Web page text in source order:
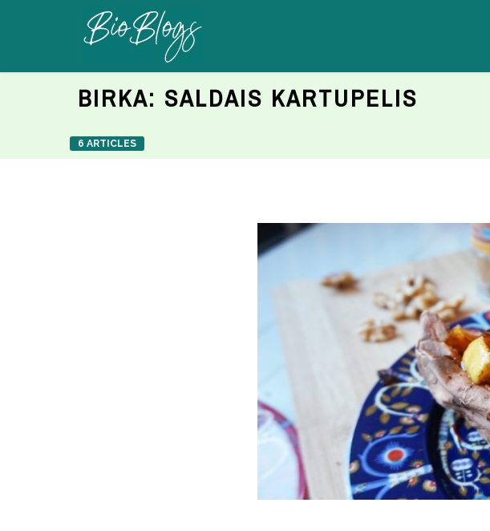
BIRKA: SALDAIS KARTUPELIS
6 ARTICLES